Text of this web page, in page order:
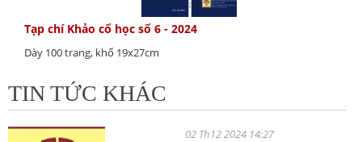
Tạp chí Khảo cổ học số 6 - 2024
Dày 100 trang, khổ 19x27cm
TIN TỨC KHÁC
02 Th12 2024 14:27